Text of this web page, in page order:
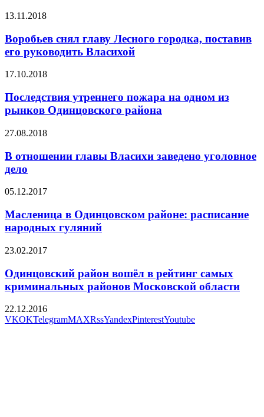
13.11.2018
Воробьев снял главу Лесного городка, поставив
его руководить Власихой
17.10.2018
Последствия утреннего пожара на одном из
рынков Одинцовского района
27.08.2018
В отношении главы Власихи заведено уголовное
дело
05.12.2017
Масленица в Одинцовском районе: расписание
народных гуляний
23.02.2017
Одинцовский район вошёл в рейтинг самых
криминальных районов Московской области
22.12.2016
VKOKTelegramMAXRssYandexPinterestYoutube